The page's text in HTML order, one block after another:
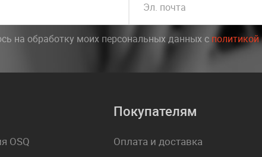
Эл. почта
на обработку моих персональных данных c
OSQ
Покупателям
Оплата и доставка